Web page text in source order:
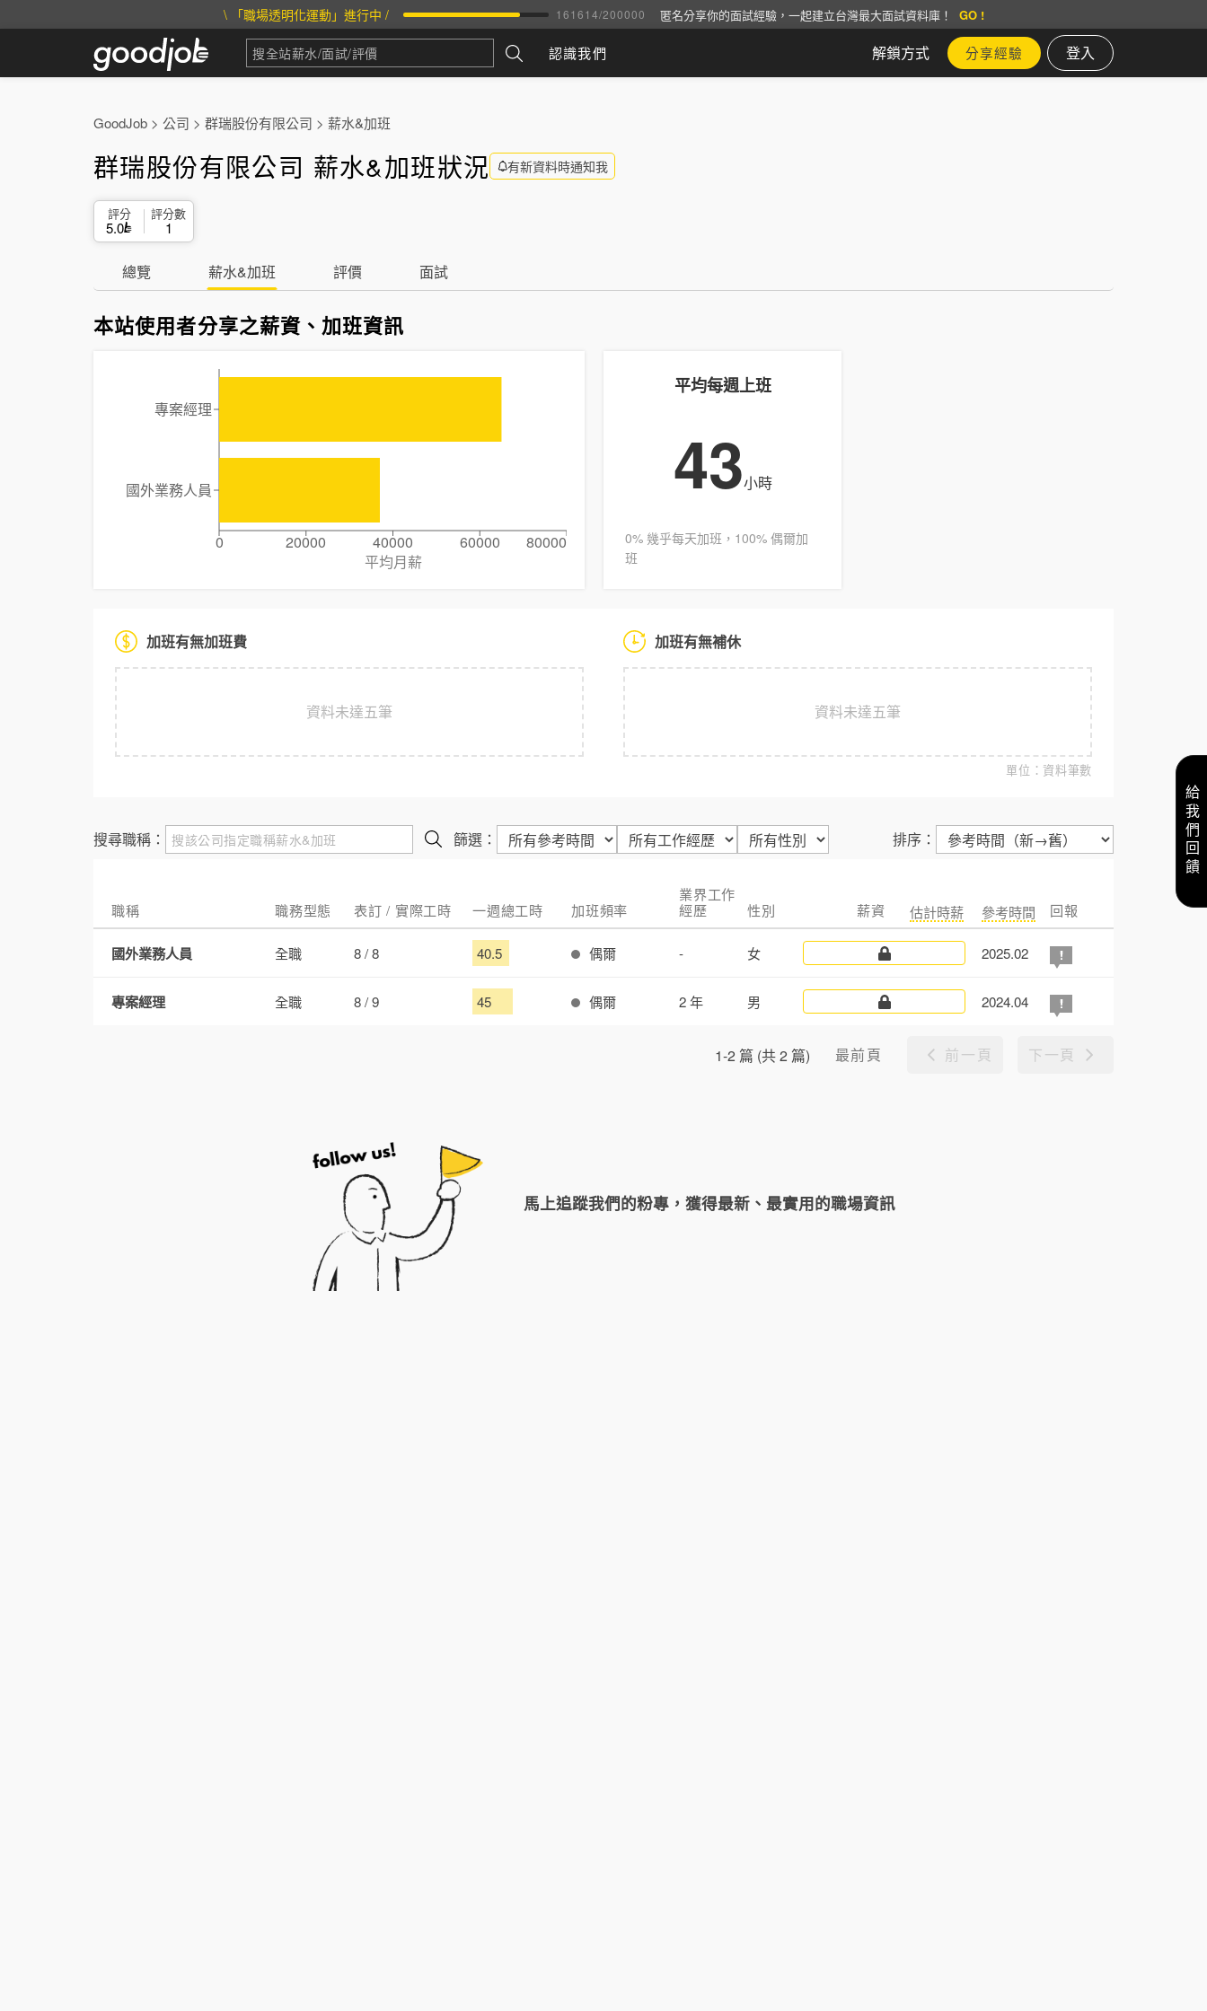
\ 「職場透明化運動」進行中 / 161614/200000 匿名分享你的面試經驗，一起建立台灣最大面試資料庫！ GO !
認識我們 解鎖方式 分享經驗 登入
GoodJob > 公司 > 群瑞股份有限公司 > 薪水&加班
群瑞股份有限公司 薪水&加班狀況 有新資料時通知我
評分
5.0
評分數
1
總覽 薪水&加班 評價 面試
本站使用者分享之薪資、加班資訊
0 20000 40000 60000
80000
平均月薪
專案經理
國外業務人員
平均每週上班
43小時
0% 幾乎每天加班，100% 偶爾加
班
加班有無加班費
資料未達五筆
加班有無補休
資料未達五筆
單位：資料筆數
搜尋職稱： 篩選： 排序：
職稱 職務型態 表訂 / 實際工時 一週總工時 加班頻率
業界工作
經歷
性別 薪資 估計時薪 參考時間 回報
國外業務人員 全職 8 / 8 40.5 偶爾 - 女 2025.02
專案經理 全職 8 / 9 45 偶爾 2 年 男 2024.04
1-2 篇 (共 2 篇) 最前頁 前一頁 下一頁
馬上追蹤我們的粉專，獲得最新、最實用的職場資訊
給我們回饋